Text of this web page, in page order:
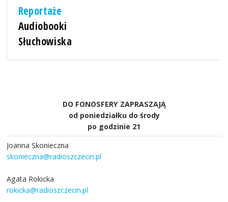
Reportaże
Audiobooki
Słuchowiska
DO FONOSFERY ZAPRASZAJĄ
od poniedziałku do środy
po godzinie 21
Joanna Skonieczna
skonieczna@radioszczecin.pl
Agata Rokicka
rokicka@radioszczecin.pl